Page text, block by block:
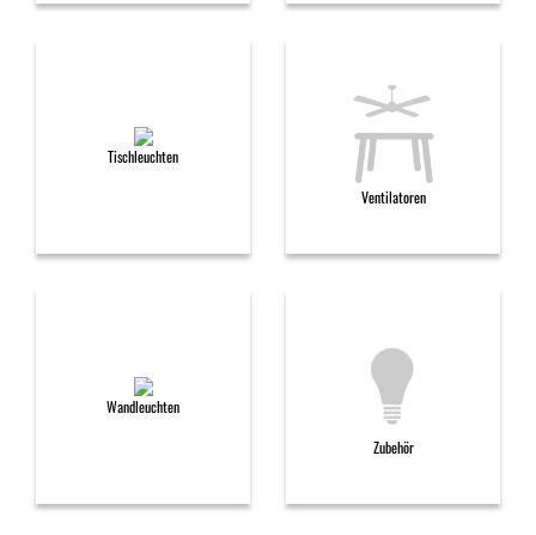
Tischleuchten
Ventilatoren
Wandleuchten
Zubehör